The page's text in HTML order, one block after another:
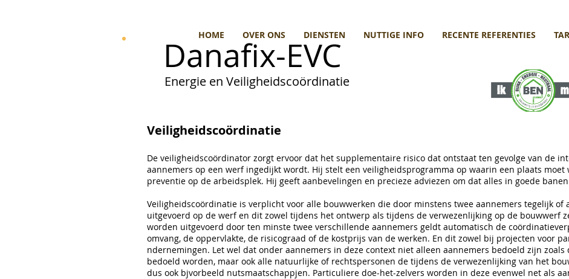
Danafix-EVC
Energie en Veiligheidscoördinatie
HOME OVER ONS DIENSTEN NUTTIGE INFO RECENTE REFERENTIES
Veiligheidscoördinatie
De veiligheidscoördinator zorgt ervoor dat het supplementaire risico dat ontstaat ten gevolge van de
aannemers op een werf ingedijkt wordt. Hij stelt een veiligheidsprogramma op waarin een plaats
preventie op de arbeidsplek. Hij geeft aanbevelingen en precieze adviezen om dat alles in goede
Veiligheidscoördinatie is verplicht voor alle bouwwerken die door minstens twee aannemers tegelijk of
uitgevoerd op de werf en dit zowel tijdens het ontwerp als tijdens de verwezenlijking op de bouwwerf
worden uitgevoerd door ten minste twee verschillende aannemers geldt automatisch de
omvang, de oppervlakte, de risicograad of de kostprijs van de werken. En dit zowel bij projecten voor
ndernemingen. Let wel dat onder aannemers in deze context niet alleen aannemers bedoeld zijn
bedoeld worden, maar ook alle natuurlijke of rechtspersonen de tijdens de verwezenlijking van het
dus ook bjvorbeeld nutsmaatschappjen. Particuliere doe-het-zelvers worden in deze evenwel net als